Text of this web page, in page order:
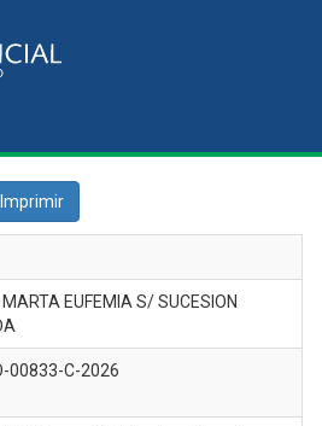
Imprimir
EUFEMIA S/ SUCESION
00833-C-2026